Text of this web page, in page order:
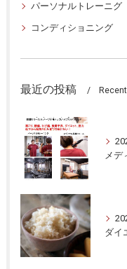
パーソナルトレーニグ
コンディショニング
最近の投稿
メデ
ダイ